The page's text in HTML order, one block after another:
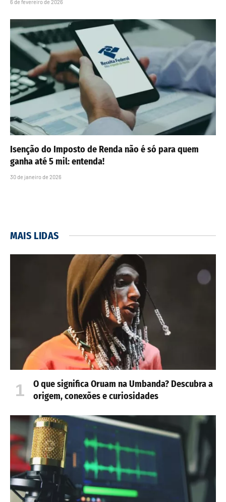
6 de fevereiro de 2026
Isenção do Imposto de Renda não é só para quem
ganha até 5 mil: entenda!
30 de janeiro de 2026
MAIS LIDAS
O que significa Oruam na Umbanda? Descubra a
origem, conexões e curiosidades